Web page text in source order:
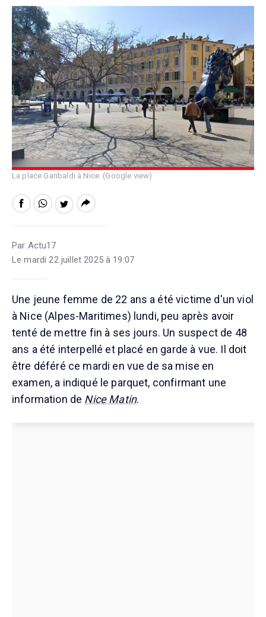
La place Garibaldi à Nice. (Google view)
Par Actu17
Le mardi 22 juillet 2025 à 19:07
Une jeune femme de 22 ans a été victime d'un viol
à Nice (Alpes-Maritimes) lundi, peu après avoir
tenté de mettre fin à ses jours. Un suspect de 48
ans a été interpellé et placé en garde à vue. Il doit
être déféré ce mardi en vue de sa mise en
examen, a indiqué le parquet, confirmant une
information de Nice Matin.